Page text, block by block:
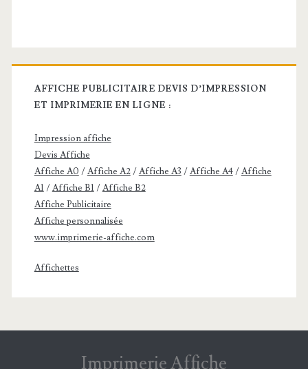
AFFICHE PUBLICITAIRE DEVIS D’IMPRESSION
ET IMPRIMERIE EN LIGNE :
Impression affiche
Devis Affiche
Affiche A0 /Affiche A2/Affiche A3 /Affiche A4/Affiche
A1 /Affiche B1 /Affiche B2
Affiche Publicitaire
Affiche personnalisée
www.imprimerie-affiche.com
Affichettes
Imprimerie Affiche